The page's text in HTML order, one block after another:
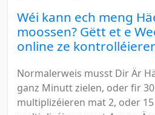
Wéi kann ech meng
moossen? Gëtt et e
online ze
Normalerweis musst Dir Är
ganz Minutt zielen, oder fir
multiplizéieren mat 2, oder